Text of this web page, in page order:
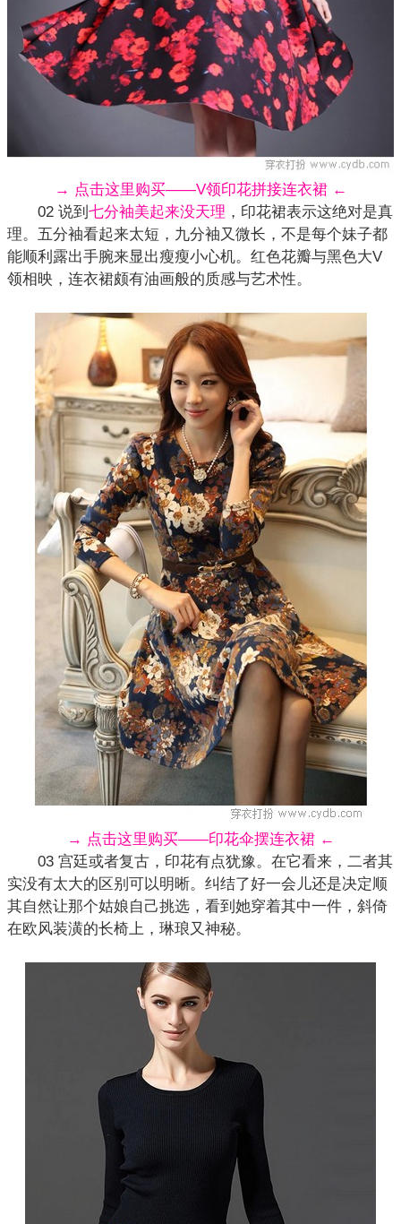
→ 点击这里购买——V领印花拼接连衣裙 ←
02 说到 七分袖美起来没天理 ，印花裙表示这绝对是真
理。五分袖看起来太短，九分袖又微长，不是每个妹子都
能顺利露出手腕来显出瘦瘦小心机。红色花瓣与黑色大V
领相映，连衣裙颇有油画般的质感与艺术性。
→ 点击这里购买——印花伞摆连衣裙 ←
03 宫廷或者复古，印花有点犹豫。在它看来，二者其
实没有太大的区别可以明晰。纠结了好一会儿还是决定顺
其自然让那个姑娘自己挑选，看到她穿着其中一件，斜倚
在欧风装潢的长椅上，琳琅又神秘。